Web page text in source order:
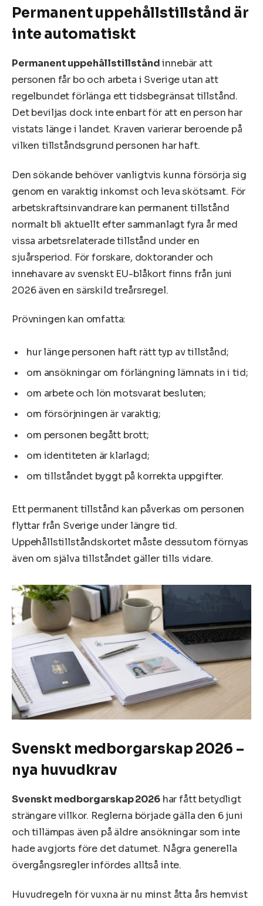
Permanent uppehållstillstånd är
inte automatiskt
Permanent uppehållstillståndinnebär att
personen får bo och arbeta i Sverige utan att
regelbundet förlänga ett tidsbegränsat tillstånd.
Det beviljas dock inte enbart för att en person har
vistats länge i landet. Kraven varierar beroende på
vilken tillståndsgrund personen har haft.
Den sökande behöver vanligtvis kunna försörja sig
genom en varaktig inkomst och leva skötsamt. För
arbetskraftsinvandrare kan permanent tillstånd
normalt bli aktuellt efter sammanlagt fyra år med
vissa arbetsrelaterade tillstånd under en
sjuårsperiod. För forskare, doktorander och
innehavare av svenskt EU-blåkort finns från juni
2026 även en särskild treårsregel.
Prövningen kan omfatta:
hur länge personen haft rätt typ av tillstånd;
om ansökningar om förlängning lämnats in i tid;
om arbete och lön motsvarat besluten;
om försörjningen är varaktig;
om personen begått brott;
om identiteten är klarlagd;
om tillståndet byggt på korrekta uppgifter.
Ett permanent tillstånd kan påverkas om personen
flyttar från Sverige under längre tid.
Uppehållstillståndskortet måste dessutom förnyas
även om själva tillståndet gäller tills vidare.
Svenskt medborgarskap 2026 –
nya huvudkrav
Svenskt medborgarskap 2026har fått betydligt
strängare villkor. Reglerna började gälla den 6 juni
och tillämpas även på äldre ansökningar som inte
hade avgjorts före det datumet. Några generella
övergångsregler infördes alltså inte.
Huvudregeln för vuxna är nu minst åtta års hemvist